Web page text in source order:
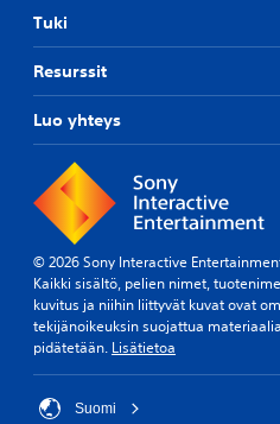
Tuki
Resurssit
Luo yhteys
© 2026 Sony Interactive
Kaikki sisältö, pelien nimet,
kuvitus ja niihin liittyvät kuvat ovat
tekijänoikeuksin suojattua
pidätetään. Lisätietoa
Suomi